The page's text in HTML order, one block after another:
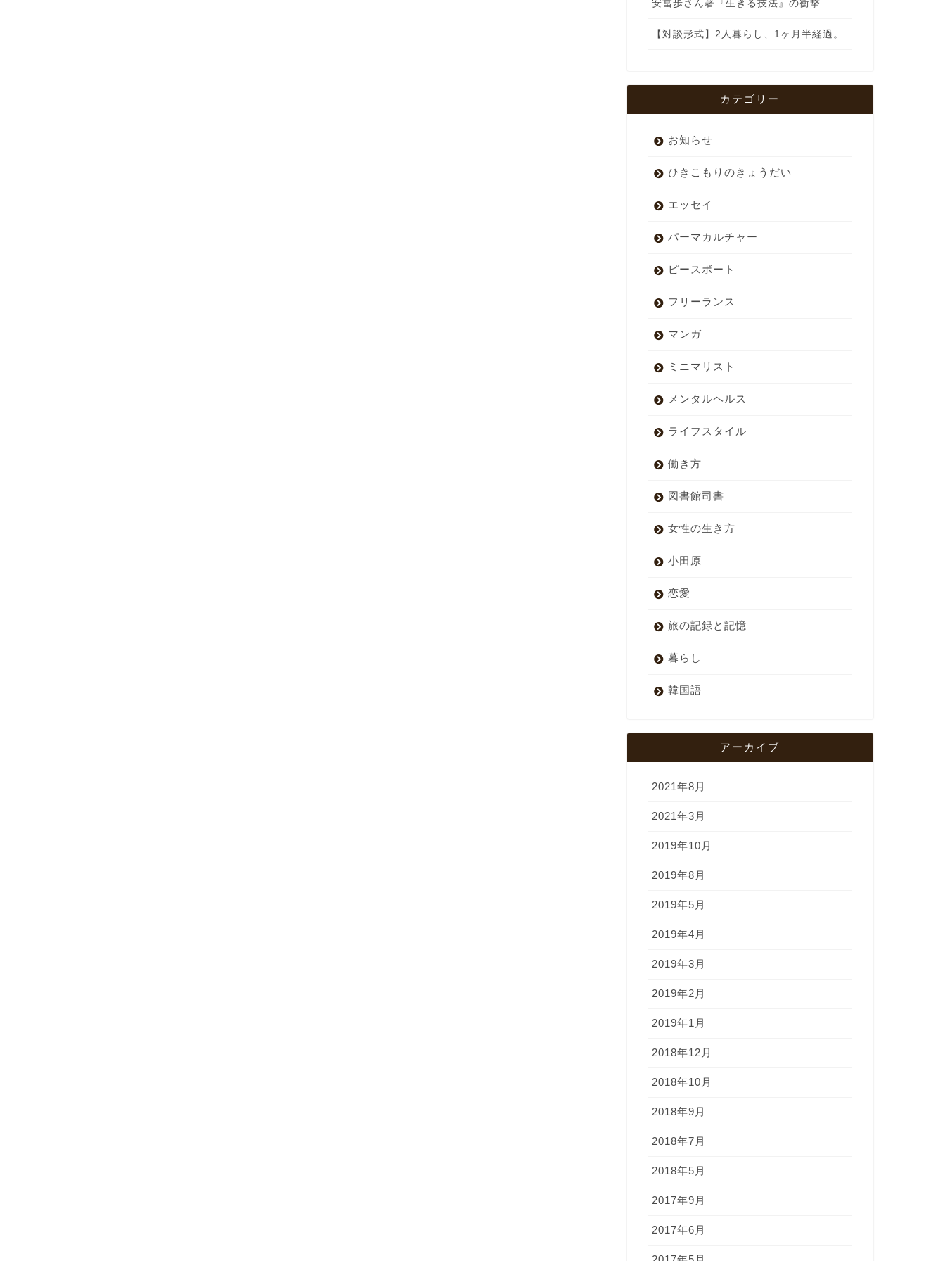
安冨歩さん著『生きる技法』の衝撃
【対談形式】2人暮らし、1ヶ月半経過。
カテゴリー
お知らせ
ひきこもりのきょうだい
エッセイ
パーマカルチャー
ピースボート
フリーランス
マンガ
ミニマリスト
メンタルヘルス
ライフスタイル
働き方
図書館司書
女性の生き方
小田原
恋愛
旅の記録と記憶
暮らし
韓国語
アーカイブ
2021年8月
2021年3月
2019年10月
2019年8月
2019年5月
2019年4月
2019年3月
2019年2月
2019年1月
2018年12月
2018年10月
2018年9月
2018年7月
2018年5月
2017年9月
2017年6月